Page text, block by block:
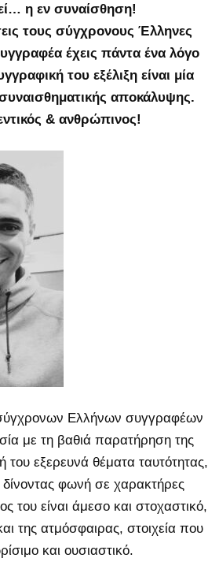
η εν συναίσθηση!
τους σύγχρονους Έλληνες
έχεις πάντα ένα λόγο
του εξέλιξη είναι μία
αποκάλυψης.
& ανθρώπινος!
Ελλήνων συγγραφέων
με τη βαθιά παρατήρηση της
εξερευνά θέματα ταυτότητας,
φωνή σε χαρακτήρες
του είναι άμεσο και στοχαστικό,
της ατμόσφαιρας, στοιχεία που
και ουσιαστικό.